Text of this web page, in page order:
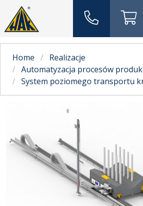
Home
Realizacje
Automatyzacja procesów
System poziomego transportu